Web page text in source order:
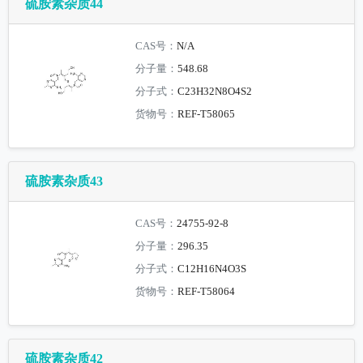
硫胺素杂质44
CAS号：N/A
分子量：548.68
分子式：C23H32N8O4S2
货物号：REF-T58065
硫胺素杂质43
CAS号：24755-92-8
分子量：296.35
分子式：C12H16N4O3S
货物号：REF-T58064
硫胺素杂质42